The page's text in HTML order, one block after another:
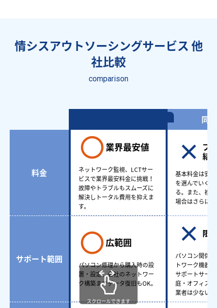
情シスアウトソーシングサービス 他
社比較
comparison
同
料金
業界最安値
ネットワーク監視、LCTサー
ビスで業界最安料金に挑戦！
故障やトラブルもスムーズに
解決しトータル費用を抑えま
す。
プ
結
基本料金は安
を選んでいく
る。また、複
場合はさらに
サポート範囲
広範囲
パソコン修理から購入時の設
置・設定、会社のネットワー
ク構築までデータ復旧もOK。
限
パソコン関係
トワーク機器
サポートサー
庭・オフィス
業者は少ない。
スクロールできます